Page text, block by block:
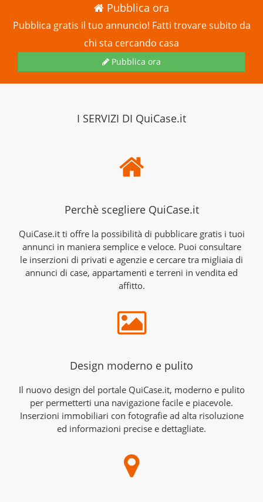
Pubblica ora
Pubblica gratis il tuo annuncio! Fatti trovare subito da
chi sta cercando casa
Pubblica ora
I SERVIZI DI QuiCase.it
Perchè scegliere QuiCase.it
QuiCase.it ti offre la possibilità di pubblicare gratis i tuoi
annunci in maniera semplice e veloce. Puoi consultare
le inserzioni di privati e agenzie e cercare tra migliaia di
annunci di case, appartamenti e terreni in vendita ed
affitto.
Design moderno e pulito
Il nuovo design del portale QuiCase.it, moderno e pulito
per permetterti una navigazione facile e piacevole.
Inserzioni immobiliari con fotografie ad alta risoluzione
ed informazioni precise e dettagliate.